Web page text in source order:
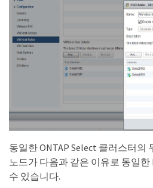
동일한 ONTAP Select 클러스터의
노드가 다음과 같은 이유로 동일한
수 있습니다.